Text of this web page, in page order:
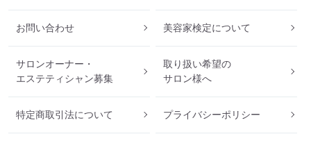
お問い合わせ 美容家検定について
サロンオーナー・
エステティシャン募集
取り扱い希望の
サロン様へ
特定商取引法について プライバシーポリシー